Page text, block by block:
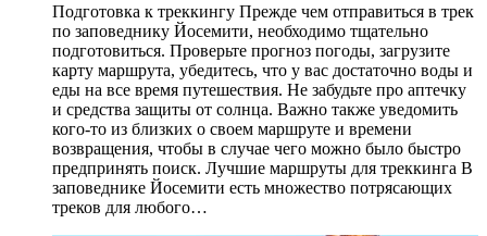
Подготовка к треккингу Прежде чем отправиться в трек
по заповеднику Йосемити, необходимо тщательно
подготовиться. Проверьте прогноз погоды, загрузите
карту маршрута, убедитесь, что у вас достаточно воды и
еды на все время путешествия. Не забудьте про аптечку
и средства защиты от солнца. Важно также уведомить
кого-то из близких о своем маршруте и времени
возвращения, чтобы в случае чего можно было быстро
предпринять поиск. Лучшие маршруты для треккинга В
заповеднике Йосемити есть множество потрясающих
треков для любого…